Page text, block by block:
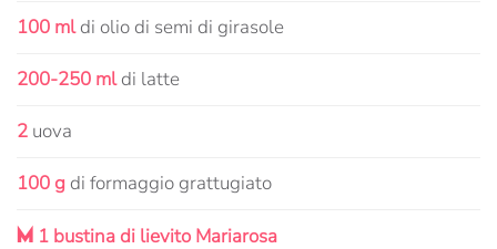
100 mldi olio di semi di girasole
200-250 mldi latte
2 uova
100 g di formaggio grattugiato
M 1 bustina di lievito Mariarosa